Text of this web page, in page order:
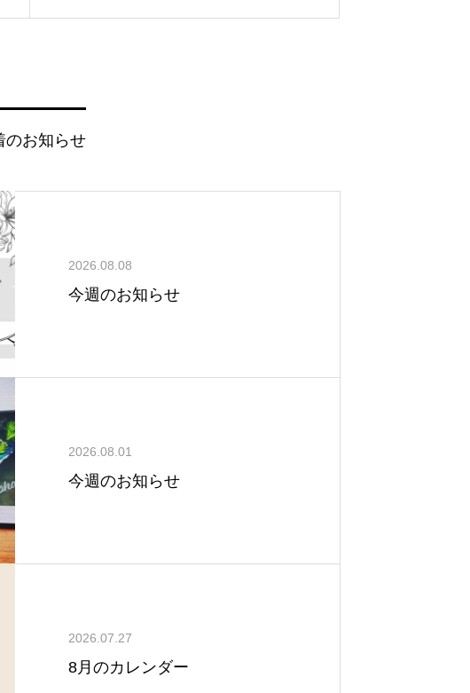
のお知らせ
2026.08.08
今週のお知らせ
2026.08.01
今週のお知らせ
2026.07.27
8月のカレンダー